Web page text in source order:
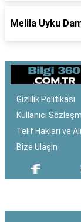
Melila Uyku
Gizlilik Politikası
Kullanıcı
Telif Hakları ve
Bize Ulaşın